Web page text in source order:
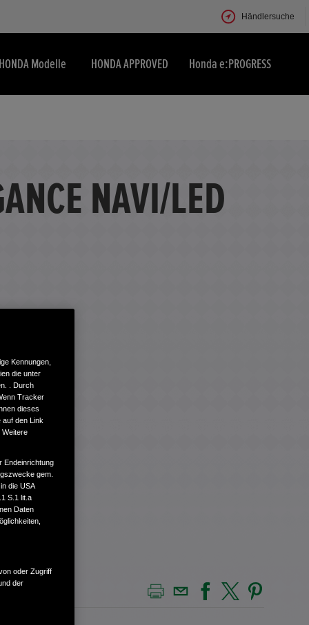
Händlersuche
Modelle HONDA APPROVED Honda e:PROGRESS
NAVI/LED
Kennungen,
die unter
. Durch
Tracker
dieses
auf den Link
Weitere
Endeinrichtung
gem.
die USA
S.1 lit.a
Daten
oder Zugriff
der